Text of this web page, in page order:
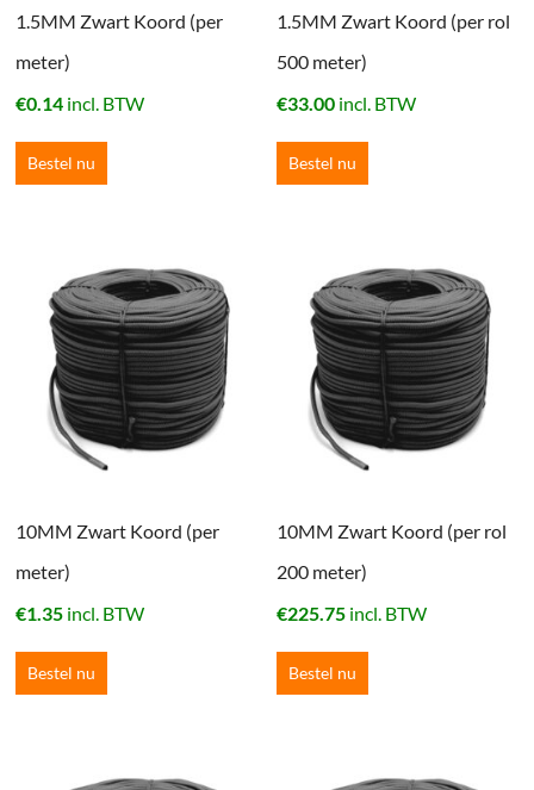
1.5MM Zwart Koord (per
meter)
€0.14 incl. BTW
Bestel nu
1.5MM Zwart Koord (per rol
500 meter)
€33.00 incl. BTW
Bestel nu
10MM Zwart Koord (per
meter)
€1.35 incl. BTW
Bestel nu
10MM Zwart Koord (per rol
200 meter)
€225.75 incl. BTW
Bestel nu